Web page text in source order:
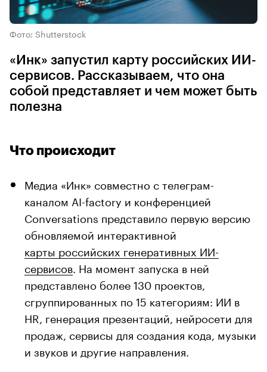
Фото: Shutterstock
«Инк» запустил карту российских ИИ-
сервисов. Рассказываем, что она
собой представляет и чем может быть
полезна
Что происходит
Медиа «Инк» совместно с телеграм-
каналом AI-factory и конференцией
Conversations представило первую версию
обновляемой интерактивной
карты российских генеративных ИИ-
сервисов . На момент запуска в ней
представлено более 130 проектов,
сгруппированных по 15 категориям: ИИ в
HR, генерация презентаций, нейросети для
продаж, сервисы для создания кода, музыки
и звуков и другие направления.